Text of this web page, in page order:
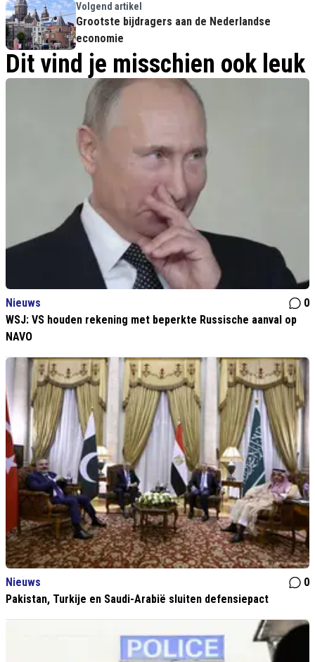
het adres van Ronald Plasterk
Volgend artikel
Grootste bijdragers aan de Nederlandse
economie
Dit vind je misschien ook leuk
Nieuws
0
WSJ: VS houden rekening met beperkte Russische aanval op
NAVO
Nieuws
0
Pakistan, Turkije en Saudi-Arabië sluiten defensiepact